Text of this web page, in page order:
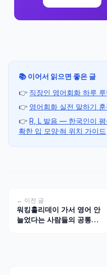
📚 이어서 읽으면 좋은 글
👉 직장인 영어회화 하루
👉 영어회화 실전 말하기
👉 R, L 발음 — 한국인이
확한 입 모양·혀 위치 가이드
← 이전 글
워킹홀리데이 가서 영어 안
늘었다는 사람들의 공통점